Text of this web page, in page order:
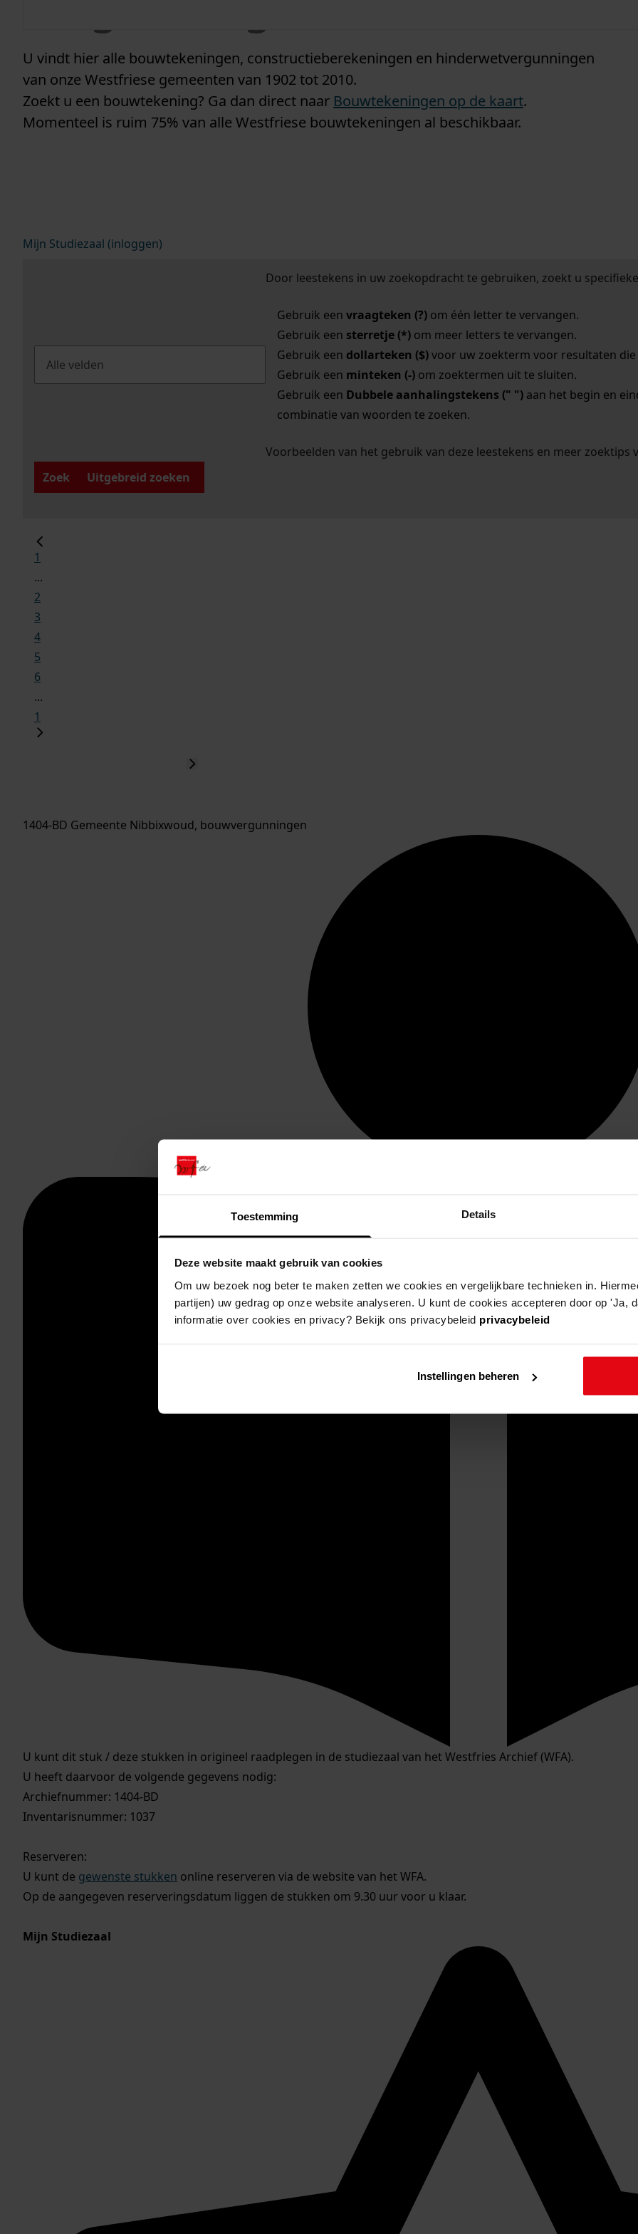
Toestemming Details
Deze website maakt gebruik van cookies
Om uw bezoek nog beter te maken zetten we cookies en vergelijkbare technieken in.
partijen) uw gedrag op onze website analyseren. U kunt de cookies accepteren door op 'Ja,
informatie over cookies en privacy? Bekijk ons privacybeleid privacybeleid
Instellingen beheren
U vindt hier alle bouwtekeningen, constructieberekeningen en hinderwetvergunningen
van onze Westfriese gemeenten van 1902 tot 2010.
Zoekt u een bouwtekening? Ga dan direct naar Bouwtekeningen op de kaart.
Momenteel is ruim 75% van alle Westfriese bouwtekeningen al beschikbaar.
Mijn Studiezaal (inloggen)
Door leestekens in uw zoekopdracht te gebruiken, zoekt u
Gebruik een vraagteken (?)om één letter te vervangen.
Gebruik een sterretje (*)om meer letters te vervangen.
Gebruik een dollarteken ($)voor uw zoekterm voor resultaten die
Gebruik een minteken (-)om zoektermen uit te sluiten.
Gebruik een Dubbele aanhalingstekens (" ")aan het begin en
combinatie van woorden te zoeken.
Voorbeelden van het gebruik van deze leestekens en meer zoektips
Zoek
Uitgebreid zoeken
1
...
2
3
4
5
6
...
1
1404-BD Gemeente Nibbixwoud, bouwvergunningen
U kunt dit stuk / deze stukken in origineel raadplegen in de studiezaal van het Westfries Archief (WFA).
U heeft daarvoor de volgende gegevens nodig:
Archiefnummer: 1404-BD
Inventarisnummer: 1037
Reserveren:
U kunt de gewenste stukken online reserveren via de website van het WFA.
Op de aangegeven reserveringsdatum liggen de stukken om 9.30 uur voor u klaar.
Mijn Studiezaal